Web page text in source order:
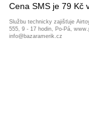
Cena SMS je 79 Kč
Službu technicky zajišťuje
555, 9 - 17 hodin, Po-Pá,
info@bazaramerik.cz